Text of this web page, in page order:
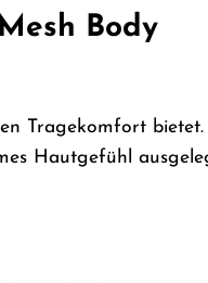
Body
Tragekomfort
Hautgefühl